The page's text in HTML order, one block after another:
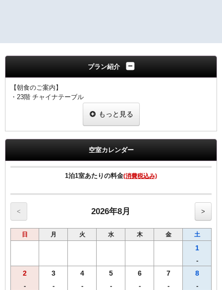
プラン紹介
【朝食のご案内】
・23階 チャイナテーブル
「定食スタイル」での提供となる場合がございます。
☆Wi-Fi 及び有線LAN環境完備
☆有料VOD（ビデオ・オン・デマンド）対応
☆館内にコンビニあり
☆シングル11㎡のお部屋のベットサイズは120㎝です。
☆セミダブルとはシングル15㎡の2名様利用です
■宿泊税のご案内■
大阪府条例により、ご宿泊料金に応じた宿泊税を別途頂戴いたしま
もっと見る
空室カレンダー
1泊1室あたりの料金(消費税込み)
< 2026年8月 >
日 月 火 水 木 金 土
1
-
2
-
3
-
4
-
5
-
6
-
7
-
8
-